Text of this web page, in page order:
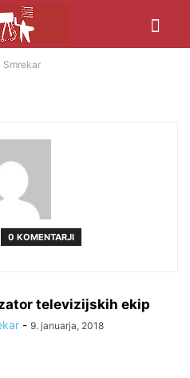
Smrekar
0 KOMENTARJI
televizijskih ekip
- 9. januarja, 2018